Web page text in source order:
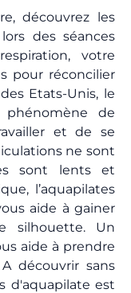
découvrez les
des séances
votre
pour réconcilier
Etats-Unis, le
de
et de se
ne sont
sont lents et
l’aquapilates
aide à gainer
silhouette. Un
aide à prendre
découvrir sans
d'aquapilate est